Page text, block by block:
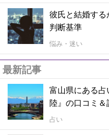
彼氏と結婚す
判断基準
悩み・迷い
最新記事
富山県にある
陸』の口コミ＆
占い